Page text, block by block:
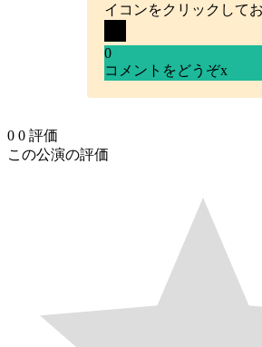
イコンをクリックして
0
コメントをどうぞx
0 0 評価
この公演の評価